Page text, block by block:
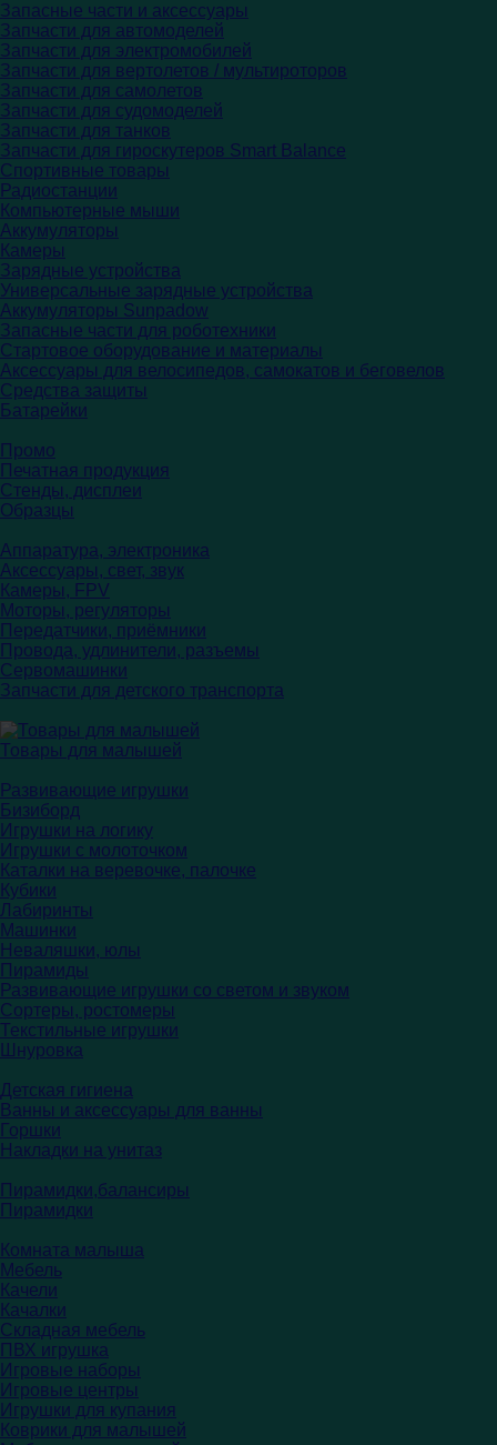
Запасные части и аксессуары
Запчасти для автомоделей
Запчасти для электромобилей
Запчасти для вертолетов / мультироторов
Запчасти для самолетов
Запчасти для судомоделей
Запчасти для танков
Запчасти для гироскутеров Smart Balance
Спортивные товары
Радиостанции
Компьютерные мыши
Аккумуляторы
Камеры
Зарядные устройства
Универсальные зарядные устройства
Аккумуляторы Sunpadow
Запасные части для роботехники
Стартовое оборудование и материалы
Аксессуары для велосипедов, самокатов и беговелов
Средства защиты
Батарейки
Промо
Печатная продукция
Стенды, дисплеи
Образцы
Аппаратура, электроника
Аксессуары, свет, звук
Камеры, FPV
Моторы, регуляторы
Передатчики, приёмники
Провода, удлинители, разъемы
Сервомашинки
Запчасти для детского транспорта
Товары для малышей
Развивающие игрушки
Бизиборд
Игрушки на логику
Игрушки с молоточком
Каталки на веревочке, палочке
Кубики
Лабиринты
Машинки
Неваляшки, юлы
Пирамиды
Развивающие игрушки со светом и звуком
Сортеры, ростомеры
Текстильные игрушки
Шнуровка
Детская гигиена
Ванны и аксессуары для ванны
Горшки
Накладки на унитаз
Пирамидки,балансиры
Пирамидки
Комната малыша
Мебель
Качели
Качалки
Складная мебель
ПВХ игрушка
Игровые наборы
Игровые центры
Игрушки для купания
Коврики для малышей